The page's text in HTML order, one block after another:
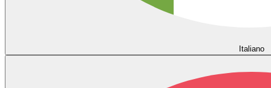
Italiano